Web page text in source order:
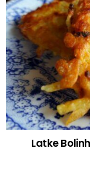
Latke